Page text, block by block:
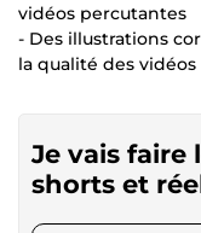
vidéos percutantes
- Des illustrations
la qualité des vidéos
Je vais faire
shorts et